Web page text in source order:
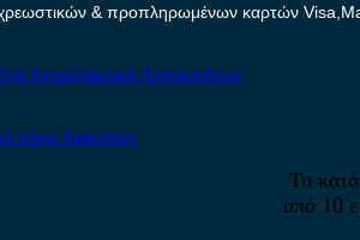
& προπληρωμένων καρτών
Ανταλλακτικά Αυτοκινήτων
Το
από 10